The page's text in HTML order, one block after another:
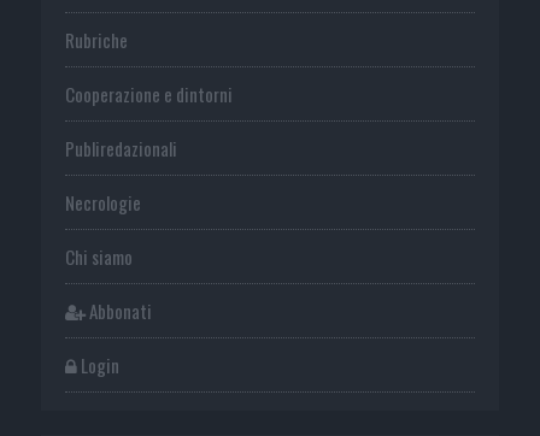
Rubriche
Cooperazione e dintorni
Publiredazionali
Necrologie
Chi siamo
Abbonati
Login